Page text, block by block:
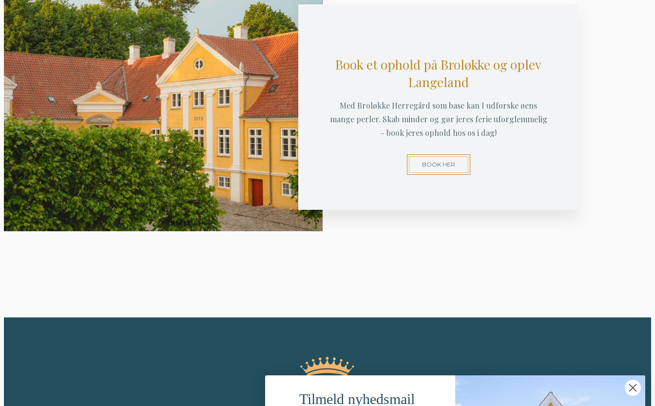
Book et ophold på Broløkke og oplev
Langeland
Med Broløkke Herregård som base kan I udforske øens
mange perler. Skab minder og gør jeres ferie uforglemmelig
– book jeres ophold hos os i dag!
BOOK HER
Tilmeld nyhedsmail